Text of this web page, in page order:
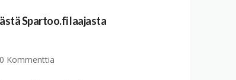
Spartoo.fi laajasta
0 Kommenttia